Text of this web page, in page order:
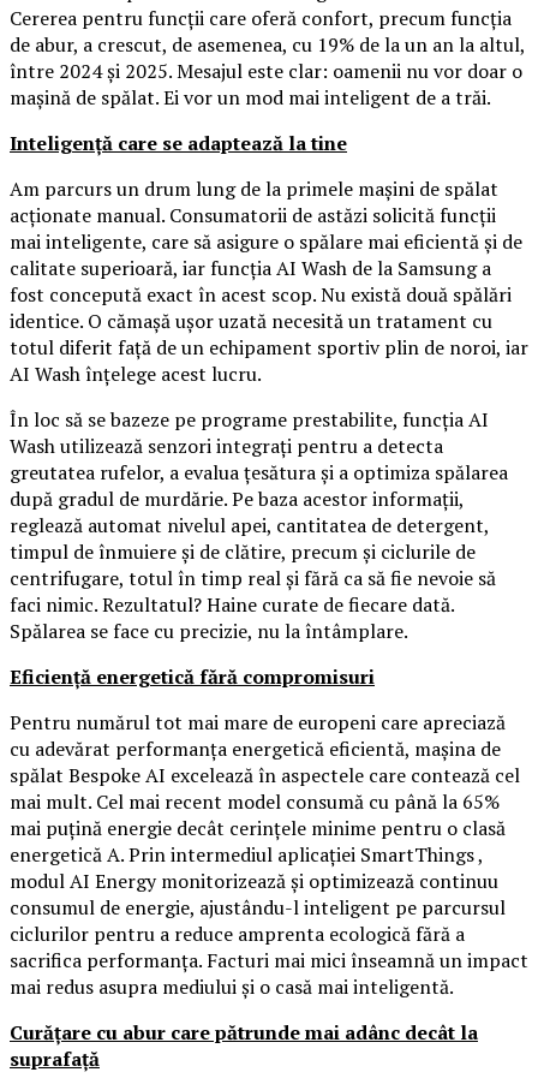
Cererea pentru funcții care oferă confort, precum funcția
de abur, a crescut, de asemenea, cu 19% de la un an la altul,
între 2024 și 2025. Mesajul este clar: oamenii nu vor doar o
mașină de spălat. Ei vor un mod mai inteligent de a trăi.
Inteligență care se adaptează la tine
Am parcurs un drum lung de la primele mașini de spălat
acționate manual. Consumatorii de astăzi solicită funcții
mai inteligente, care să asigure o spălare mai eficientă și de
calitate superioară, iar funcția AI Wash de la Samsung a
fost concepută exact în acest scop. Nu există două spălări
identice. O cămașă ușor uzată necesită un tratament cu
totul diferit față de un echipament sportiv plin de noroi, iar
AI Wash înțelege acest lucru.
În loc să se bazeze pe programe prestabilite, funcția AI
Wash utilizează senzori integrați pentru a detecta
greutatea rufelor, a evalua țesătura și a optimiza spălarea
după gradul de murdărie. Pe baza acestor informații,
reglează automat nivelul apei, cantitatea de detergent,
timpul de înmuiere și de clătire, precum și ciclurile de
centrifugare, totul în timp real și fără ca să fie nevoie să
faci nimic. Rezultatul? Haine curate de fiecare dată.
Spălarea se face cu precizie, nu la întâmplare.
Eficiență energetică fără compromisuri
Pentru numărul tot mai mare de europeni care apreciază
cu adevărat performanța energetică eficientă, mașina de
spălat Bespoke AI excelează în aspectele care contează cel
mai mult. Cel mai recent model consumă cu până la 65%
mai puțină energie decât cerințele minime pentru o clasă
energetică A. Prin intermediul aplicației SmartThings ,
modul AI Energy monitorizează și optimizează continuu
consumul de energie, ajustându-l inteligent pe parcursul
ciclurilor pentru a reduce amprenta ecologică fără a
sacrifica performanța. Facturi mai mici înseamnă un impact
mai redus asupra mediului și o casă mai inteligentă.
Curățare cu abur care pătrunde mai adânc decât la
suprafață